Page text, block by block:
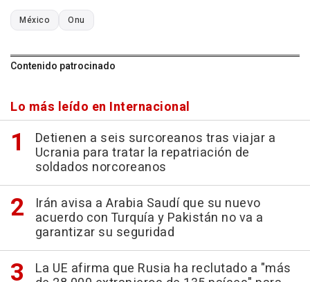
México Onu
Contenido patrocinado
Lo más leído en Internacional
Detienen a seis surcoreanos tras viajar a
Ucrania para tratar la repatriación de
soldados norcoreanos
Irán avisa a Arabia Saudí que su nuevo
acuerdo con Turquía y Pakistán no va a
garantizar su seguridad
La UE afirma que Rusia ha reclutado a "más